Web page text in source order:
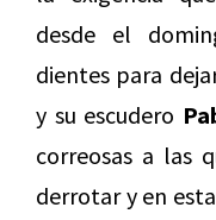
desde el
dientes para
y su escudero
correosas a las
derrotar y en